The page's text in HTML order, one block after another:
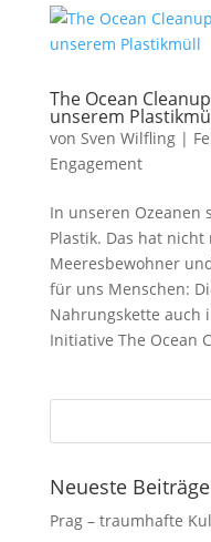
The Ocean
unserem
von Sven Wilfling|
Engagement
In unseren Ozeanen
Plastik. Das hat
Meeresbewohner
für uns Menschen:
Nahrungskette auch
Initiative The Ocean
Neueste Beiträge
Prag – traumhafte